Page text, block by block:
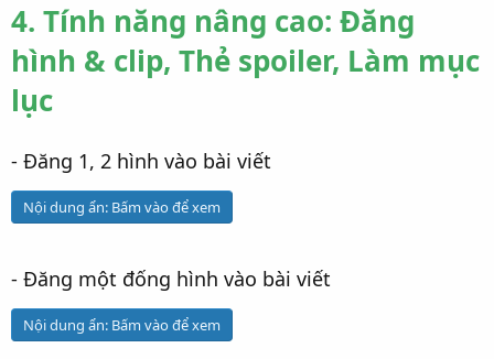
h
4. Tính năng nâng cao: Đăng
hình & clip, Thẻ spoiler, Làm mục
lục
- Đăng 1, 2 hình vào bài viết
Nội dung ẩn: Bấm vào để xem
- Đăng một đống hình vào bài viết
Nội dung ẩn: Bấm vào để xem